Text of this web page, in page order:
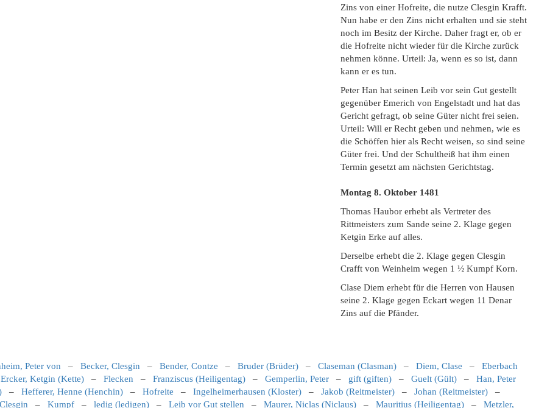
Zins von einer Hofreite, die nutze Clesgin Krafft.
Nun habe er den Zins nicht erhalten und sie steht
noch im Besitz der Kirche. Daher fragt er, ob er
die Hofreite nicht wieder für die Kirche zurück
nehmen könne. Urteil: Ja, wenn es so ist, dann
kann er es tun.
Peter Han hat seinen Leib vor sein Gut gestellt
gegenüber Emerich von Engelstadt und hat das
Gericht gefragt, ob seine Güter nicht frei seien.
Urteil: Will er Recht geben und nehmen, wie es
die Schöffen hier als Recht weisen, so sind seine
Güter frei. Und der Schultheiß hat ihm einen
Termin gesetzt am nächsten Gerichtstag.
Montag 8. Oktober 1481
Thomas Haubor erhebt als Vertreter des
Rittmeisters zum Sande seine 2. Klage gegen
Ketgin Erke auf alles.
Derselbe erhebt die 2. Klage gegen Clesgin
Crafft von Weinheim wegen 1 ½ Kumpf Korn.
Clase Diem erhebt für die Herren von Hausen
seine 2. Klage gegen Eckart wegen 11 Denar
Zins auf die Pfänder.
Peter von – Becker, Clesgin – Bender, Contze – Bruder (Brüder) – Claseman (Clasman) – Diem, Clase – Eberbach
Ercker, Ketgin (Kette) – Flecken – Franziscus (Heiligentag) – Gemperlin, Peter – gift (giften) – Guelt (Gült) – Han, Peter
– Hefferer, Henne (Henchin) – Hofreite – Ingelheimerhausen (Kloster) – Jakob (Reitmeister) – Johan (Reitmeister) –
– Kumpf – ledig (ledigen) – Leib vor Gut stellen – Maurer, Niclas (Niclaus) – Mauritius (Heiligentag) – Metzler,